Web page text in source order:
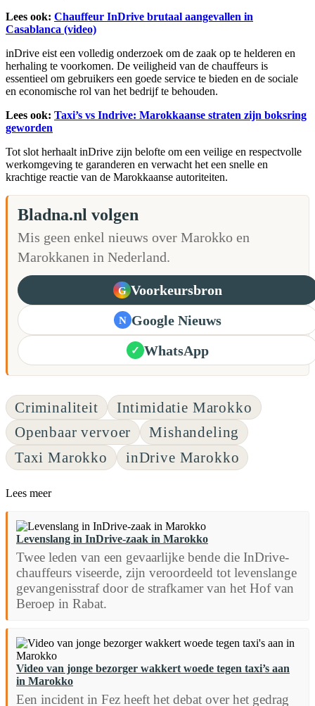
Lees ook: Chauffeur InDrive brutaal aangevallen in
Casablanca (video)
inDrive eist een volledig onderzoek om de zaak op te helderen en
herhaling te voorkomen. De veiligheid van de chauffeurs is
essentieel om gebruikers een goede service te bieden en de sociale
en economische rol van het bedrijf te behouden.
Lees ook: Taxi’s vs Indrive: Marokkaanse straten zijn boksring
geworden
Tot slot herhaalt inDrive zijn belofte om een veilige en respectvolle
werkomgeving te garanderen en verwacht het een snelle en
krachtige reactie van de Marokkaanse autoriteiten.
Bladna.nl volgen
Mis geen enkel nieuws over Marokko en
Marokkanen in Nederland.
G Voorkeursbron
N Google Nieuws
✓ WhatsApp
Criminaliteit
Intimidatie Marokko
Openbaar vervoer
Mishandeling
Taxi Marokko
inDrive Marokko
Lees meer
Levenslang in InDrive-zaak in Marokko
Twee leden van een gevaarlijke bende die InDrive-
chauffeurs viseerde, zijn veroordeeld tot levenslange
gevangenisstraf door de strafkamer van het Hof van
Beroep in Rabat.
Video van jonge bezorger wakkert woede tegen taxi’s aan
in Marokko
Een incident in Fez heeft het debat over het gedrag